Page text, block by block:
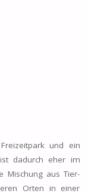
und ein
dadurch eher im
Mischung aus Tier-
Orten in einer